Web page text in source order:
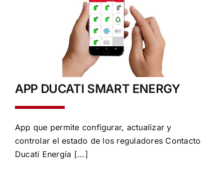
APP DUCATI SMART ENERGY
App que permite configurar, actualizar y
controlar el estado de los reguladores Contacto
Ducati Energía [...]